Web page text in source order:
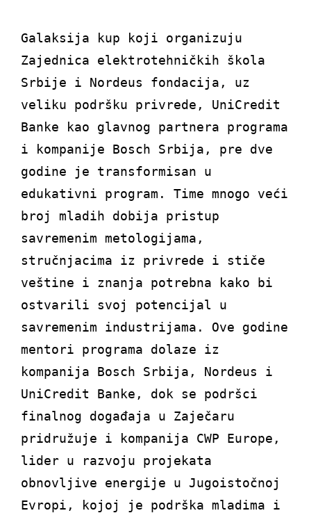
Galaksija kup koji organizuju
Zajednica elektrotehničkih škola
Srbije i Nordeus fondacija, uz
veliku podršku privrede, UniCredit
Banke kao glavnog partnera programa
i kompanije Bosch Srbija, pre dve
godine je transformisan u
edukativni program. Time mnogo veći
broj mladih dobija pristup
savremenim metologijama,
stručnjacima iz privrede i stiče
veštine i znanja potrebna kako bi
ostvarili svoj potencijal u
savremenim industrijama. Ove godine
mentori programa dolaze iz
kompanija Bosch Srbija, Nordeus i
UniCredit Banke, dok se podršci
finalnog događaja u Zaječaru
pridružuje i kompanija CWP Europe,
lider u razvoju projekata
obnovljive energije u Jugoistočnoj
Evropi, kojoj je podrška mladima i